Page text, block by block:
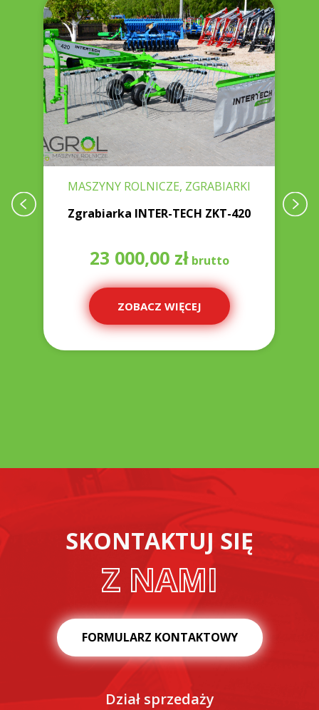
MASZYNY ROLNICZE, ZGRABIARKI
Zgrabiarka INTER-TECH ZKT-420
23 000,00 zł
ZOBACZ WIĘCEJ
SKONTAKTUJ SIĘ
Z NAMI
FORMULARZ KONTAKTOWY
Dział sprzedaży